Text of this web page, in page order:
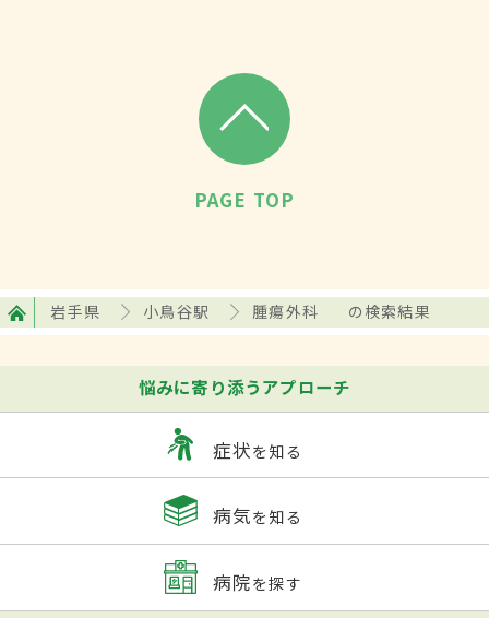
PAGE TOP
岩手県 小鳥谷駅 腫瘍外科 の検索結果
悩みに寄り添うアプローチ
症状を知る
病気を知る
病院を探す